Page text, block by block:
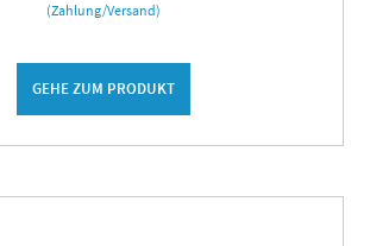
(Zahlung/Versand)
GEHE ZUM PRODUKT